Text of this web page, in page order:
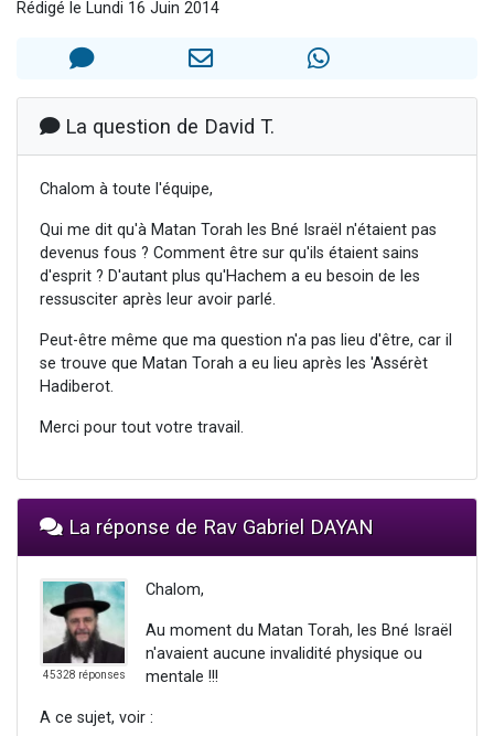
Ariel vient de donner son Maasser
Il reste 49 places pour étudier en groupe sur Zoom
6 personnes viennent de faire un don pour 5 enfants déjà orphelins risquent de perdre leur maman
3 personnes viennent de nous rejoindre sur WhatsApp
Rédigé le Lundi 16 Juin 2014
La question de David T.
Chalom à toute l'équipe,
Qui me dit qu'à Matan Torah les Bné Israël n'étaient pas
devenus fous ? Comment être sur qu'ils étaient sains
d'esprit ? D'autant plus qu'Hachem a eu besoin de les
ressusciter après leur avoir parlé.
Peut-être même que ma question n'a pas lieu d'être, car il
se trouve que Matan Torah a eu lieu après les 'Assérèt
Hadiberot.
Merci pour tout votre travail.
La réponse de Rav Gabriel DAYAN
45328 réponses
Chalom,
Au moment du Matan Torah, les Bné Israël
n'avaient aucune invalidité physique ou
mentale !!!
A ce sujet, voir :